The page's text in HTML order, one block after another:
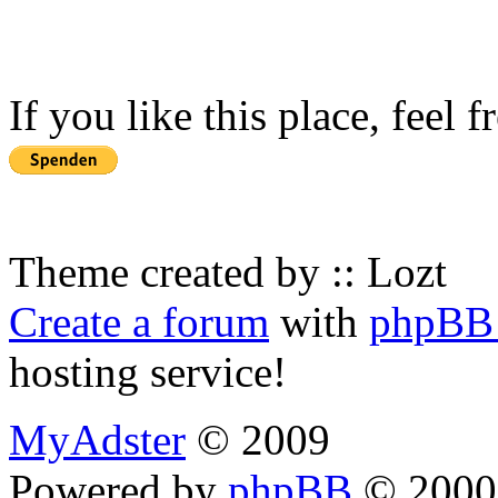
If you like this place, feel
Theme created by :: Lozt
Create a forum with
hosting service!
MyAdster © 2009